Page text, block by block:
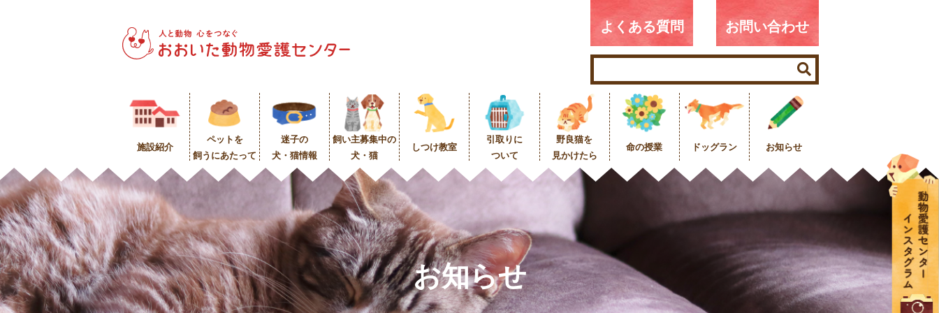
よくある質問 お問い合わせ
施設紹介
ペットを
飼うにあたって
迷子の
犬・猫情報
飼い主募集中の
犬・猫
しつけ教室
引取りに
ついて
野良猫を
見かけたら
命の授業 ドッグラン お知らせ
お知らせ